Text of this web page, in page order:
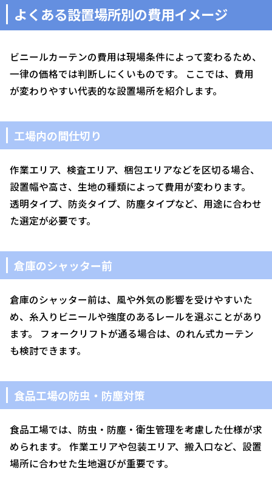
よくある設置場所別の費用イメージ
ビニールカーテンの費用は現場条件によって変わるため、
一律の価格では判断しにくいものです。 ここでは、費用
が変わりやすい代表的な設置場所を紹介します。
工場内の間仕切り
作業エリア、検査エリア、梱包エリアなどを区切る場合、
設置幅や高さ、生地の種類によって費用が変わります。
透明タイプ、防炎タイプ、防塵タイプなど、用途に合わせ
た選定が必要です。
倉庫のシャッター前
倉庫のシャッター前は、風や外気の影響を受けやすいた
め、糸入りビニールや強度のあるレールを選ぶことがあり
ます。 フォークリフトが通る場合は、のれん式カーテン
も検討できます。
食品工場の防虫・防塵対策
食品工場では、防虫・防塵・衛生管理を考慮した仕様が求
められます。 作業エリアや包装エリア、搬入口など、設置
場所に合わせた生地選びが重要です。